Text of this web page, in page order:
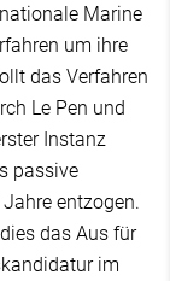
Marine
um ihre
das Verfahren
Le Pen und
Instanz
passive
entzogen.
das Aus für
im